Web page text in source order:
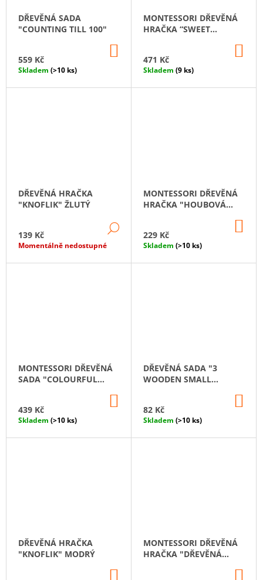
DŘEVĚNÁ SADA
"COUNTING TILL 100"
559 Kč KOŠÍKU
Skladem (>10 ks)
MONTESSORI DŘEVĚNÁ
HRAČKA “SWEET
471 Kč
Skladem (9 ks)
DŘEVĚNÁ HRAČKA
"KNOFLIK" ŽLUTÝ
139 Kč
DETAIL
Momentálně nedostupné
MONTESSORI DŘEVĚNÁ
HRAČKA "HOUBOVÁ
229 Kč
Skladem (>10 ks)
MONTESSORI DŘEVĚNÁ
SADA "COLOURFUL
439 Kč
KOŠÍKU
Skladem (>10 ks)
DŘEVĚNÁ SADA "3
WOODEN SMALL
82 Kč
Skladem (>10 ks)
DŘEVĚNÁ HRAČKA
"KNOFLIK" MODRÝ
MONTESSORI DŘEVĚNÁ
HRAČKA "DŘEVĚNÁ